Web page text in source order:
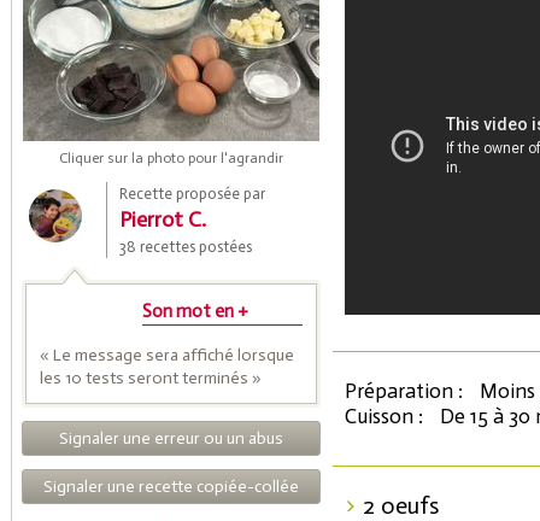
Cliquer sur la photo pour l'agrandir
Recette proposée par
Pierrot C.
38 recettes postées
Son mot en +
« Le message sera affiché lorsque
les 10 tests seront terminés »
Signaler une erreur ou un abus
Signaler une recette copiée-collée
Préparation :
Moins
Cuisson :
De 15 à
2 oeufs
Coupons de réduction